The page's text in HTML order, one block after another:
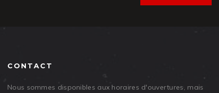
CONTACT
Nous sommes disponibles aux horaires d'ouvertures, mais